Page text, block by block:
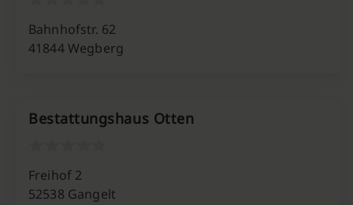
Bahnhofstr. 62
41844 Wegberg
Bestattungshaus Otten
Freihof 2
52538 Gangelt